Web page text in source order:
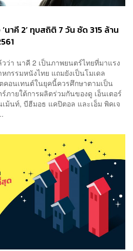
าคี 2’ ทุบสถิติ 7 วัน ซัด 315 ล้าน
ว่า นาคี 2 เป็นภาพยนตร์ไทยที่มาแรง
กรรมหนังไทย แถมยังเป็นโมเดล
คอนเทนต์ในยุคนี้ควรศึกษาตามเป็น
ายใต้การผลิตร่วมกันของดู เอ็นเตอร์
เม้นท์, บีฮีมอธ แคปิตอล และเอ็ม พิคเจ